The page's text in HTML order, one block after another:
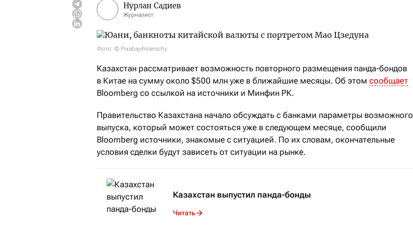
Нурлан Садиев
Журналист
Фото: © Pixabay/moerschy
Казахстан рассматривает возможность повторного размещения панда-бондов
в Китае на сумму около $500 млн уже в ближайшие месяцы. Об этом сообщает
Bloomberg со ссылкой на источники и Минфин РК.
Правительство Казахстана начало обсуждать с банками параметры возможного
выпуска, который может состояться уже в следующем месяце, сообщили
Bloomberg источники, знакомые с ситуацией. По их словам, окончательные
условия сделки будут зависеть от ситуации на рынке.
Казахстан выпустил панда-бонды
Читать